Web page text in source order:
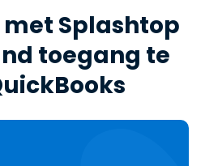
Splashtop
toegang te